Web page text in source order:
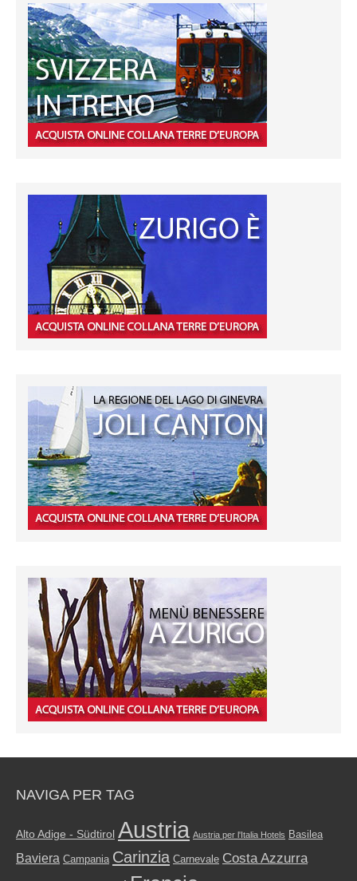
NAVIGA PER TAG
Alto Adige - Südtirol Austria Austria per l'Italia Hotels Basilea
Baviera Campania Carinzia Carnevale Costa Azzurra